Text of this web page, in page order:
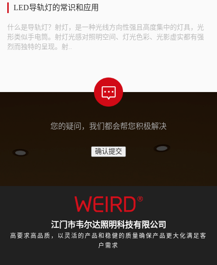
LED导轨灯的常识和应用
什么是导轨灯？射灯，是一种光线方向性强且高度集中的灯具，光
形类似手电筒。射灯光感对照明空间、灯光色彩、光影虚实都有强
烈而独特的呈现。射..
您的疑问，我们都会帮您积极解决
江门市韦尔达照明科技有限公司
高要求高品质，以灵活的产品和稳健的质量确保产品更大化满足客
户需求